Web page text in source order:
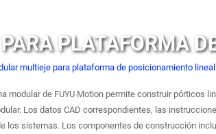
PLATAFORMA
modular de FUYU Motion permite construir pórticos
Los datos CAD correspondientes, las
los sistemas. Los componentes de construcción